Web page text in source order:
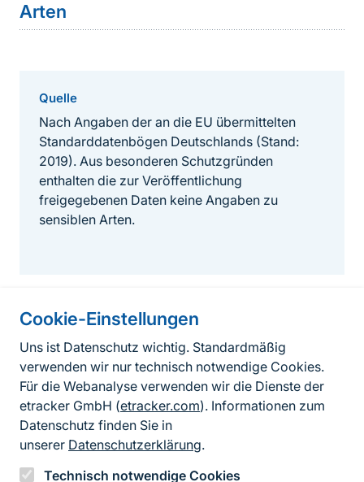
Cookie-Einstellungen
Uns ist Datenschutz wichtig. Standardmäßig
verwenden wir nur technisch notwendige Cookies.
Für die Webanalyse verwenden wir die Dienste der
etracker GmbH (etracker.com). Informationen zum
Datenschutz finden Sie in
unserer Datenschutzerklärung.
Technisch notwendige Cookies
Arten
Quelle
Nach Angaben der an die EU übermittelten
Standarddatenbögen Deutschlands (Stand:
2019). Aus besonderen Schutzgründen
enthalten die zur Veröffentlichung
freigegebenen Daten keine Angaben zu
sensiblen Arten.
Informationen zur Seite
FußzeileKontakt zum BfN
Kontaktformular
Erklärung zur Barrierefreiheit
Impressum